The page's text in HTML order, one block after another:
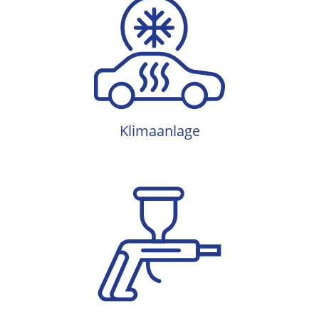
Klimaanlage
Klimaanlage
Lackierung